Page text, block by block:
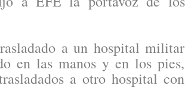
a un hospital militar
en las manos y en los pies,
a otro hospital con